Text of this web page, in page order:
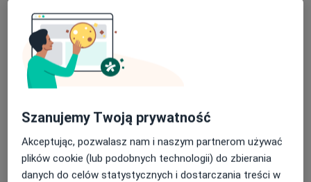
problemy z asertywnością, komunikacją,
syndrom DDA i DDD (dorosłych dzieci alkoholików i z
innych rodzin dysfunkcyjnych), współuzależnienie,
żałoba, zdrada, porzucenie, rozwód,
trauma,
ciężka choroba,
przemoc,
Szanujemy Twoją prywatność
Akceptując, pozwalasz nam i naszym partnerom używać
plików cookie (lub podobnych technologii) do zbierania
danych do celów statystycznych i dostarczania treści w